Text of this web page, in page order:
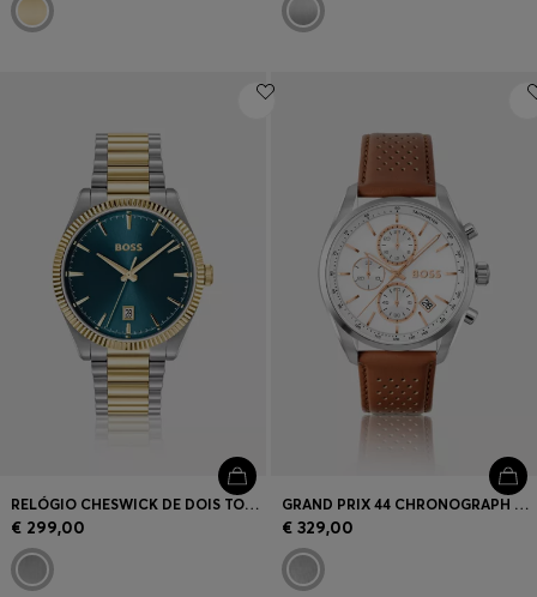
RELÓGIO CHESWICK DE DOIS TONS COM ARO CANELADO
€ 299,00
GRAND PRIX 44 CHRONOGRAPH WATCH WITH PERFORATED LEATHER STRAP
€ 329,00